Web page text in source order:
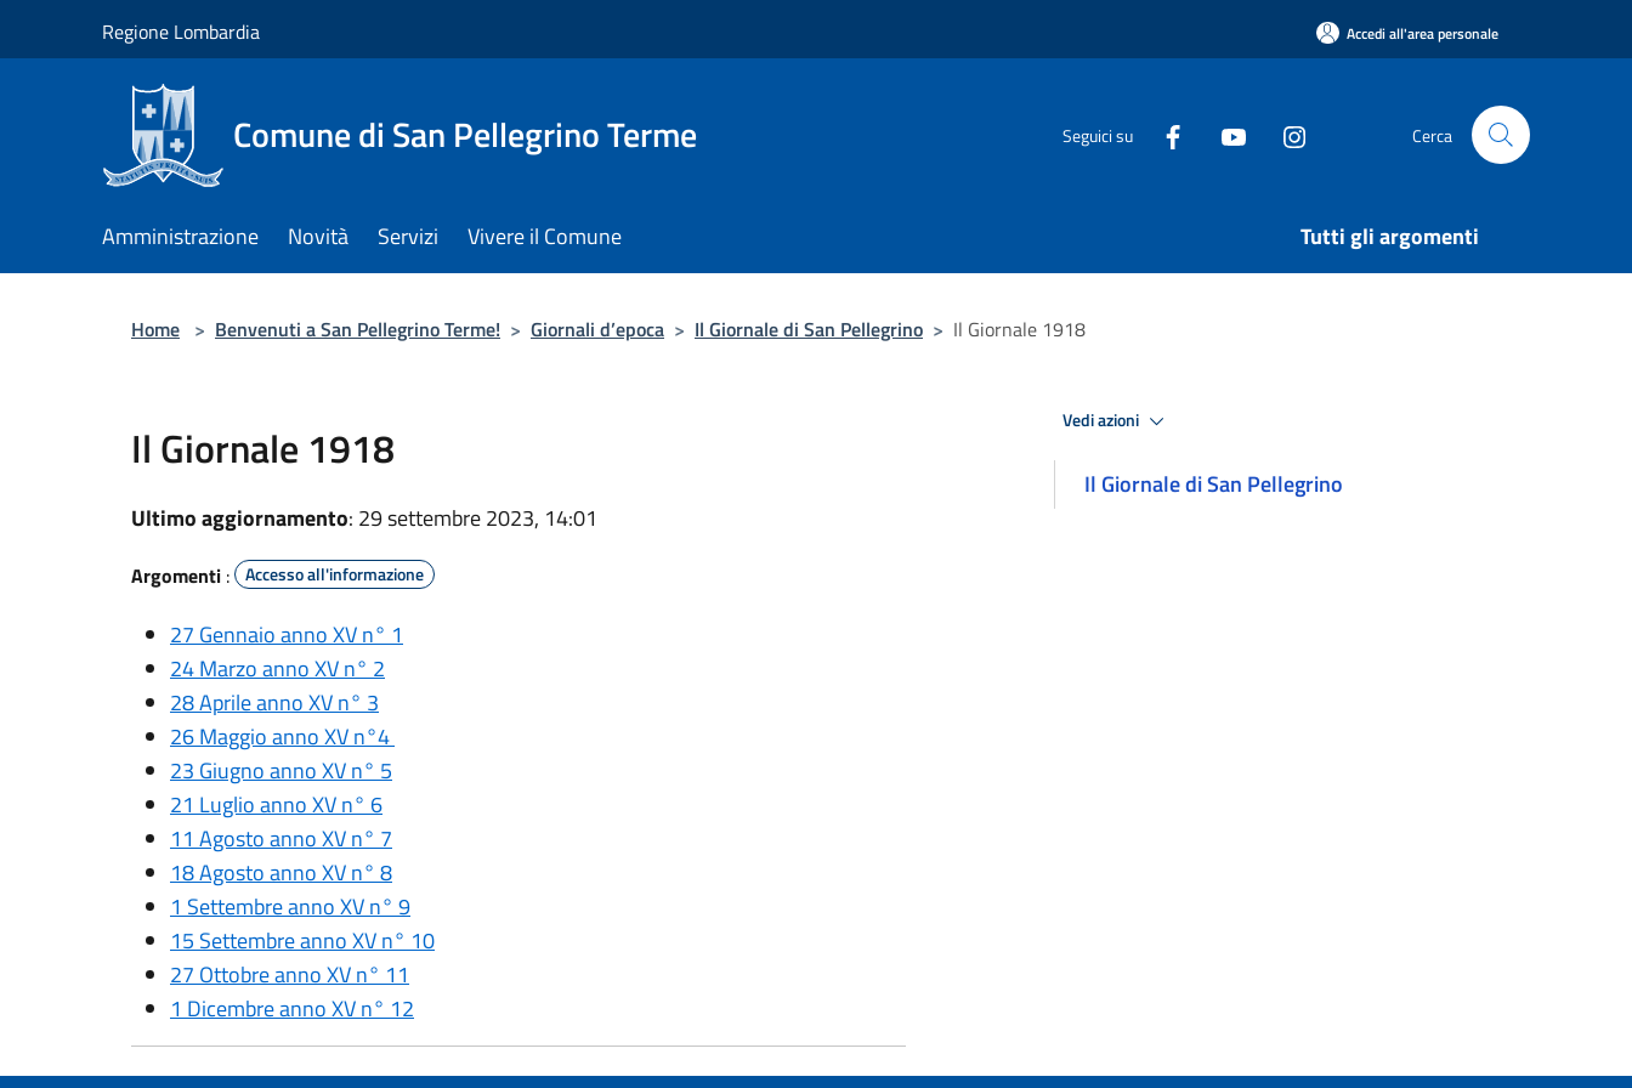
Regione Lombardia Accedi all'area personale
Comune di San Pellegrino Terme Seguici su Cerca
Amministrazione Novità Servizi Vivere il Comune Tutti gli argomenti
Home > Benvenuti a San Pellegrino Terme! > Giornali d’epoca > Il Giornale di San Pellegrino > Il Giornale 1918
Il Giornale 1918
Ultimo aggiornamento: 29 settembre 2023, 14:01
Argomenti : Accesso all'informazione
27 Gennaio anno XV n° 1
24 Marzo anno XV n° 2
28 Aprile anno XV n° 3
26 Maggio anno XV n°4
23 Giugno anno XV n° 5
21 Luglio anno XV n° 6
11 Agosto anno XV n° 7
18 Agosto anno XV n° 8
1 Settembre anno XV n° 9
15 Settembre anno XV n° 10
27 Ottobre anno XV n° 11
1 Dicembre anno XV n° 12
Vedi azioni
Il Giornale di San Pellegrino